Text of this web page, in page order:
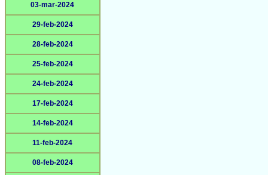
03-mar-2024
29-feb-2024
28-feb-2024
25-feb-2024
24-feb-2024
17-feb-2024
14-feb-2024
11-feb-2024
08-feb-2024